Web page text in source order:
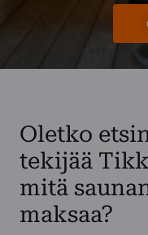
Oletko
tekijää
mitä
maksaa?